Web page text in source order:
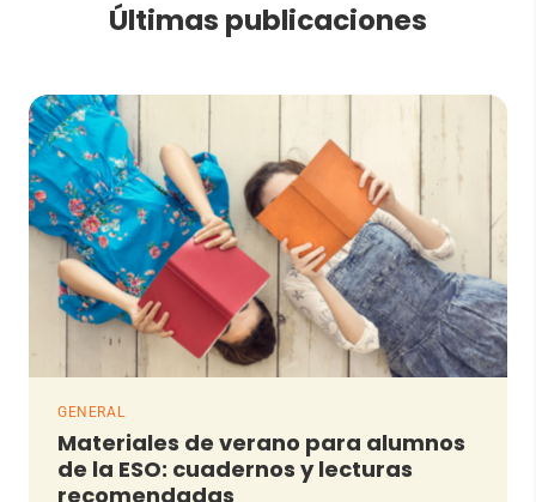
Últimas publicaciones
GENERAL
Materiales de verano para alumnos
de la ESO: cuadernos y lecturas
recomendadas